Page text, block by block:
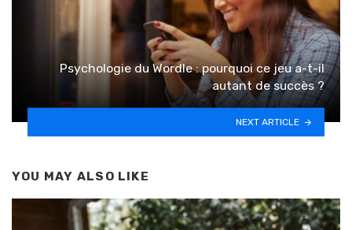
Psychologie du Wordle : pourquoi ce jeu a-t-il
autant de succès ?
NEXT ARTICLE
YOU MAY ALSO LIKE